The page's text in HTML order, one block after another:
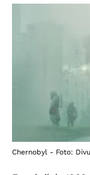
Chernobyl - Foto: